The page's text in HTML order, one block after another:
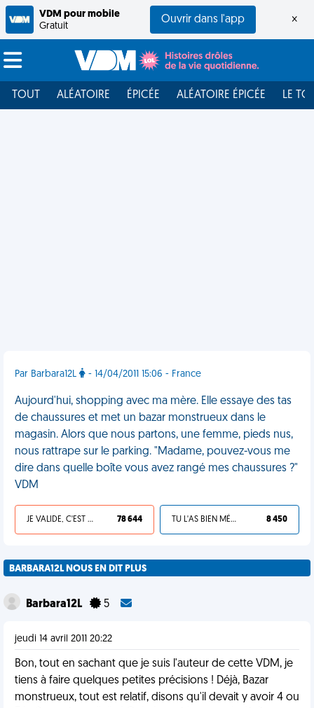
VDM pour mobile
Gratuit
Ouvrir dans l'app ×
TOUT ALÉATOIRE ÉPICÉE ALÉATOIRE ÉPICÉE LE
Par Barbara12L - 14/04/2011 15:06 - France
Aujourd'hui, shopping avec ma mère. Elle essaye des tas
de chaussures et met un bazar monstrueux dans le
magasin. Alors que nous partons, une femme, pieds nus,
nous rattrape sur le parking. "Madame, pouvez-vous me
dire dans quelle boîte vous avez rangé mes chaussures ?"
VDM
JE VALIDE, C'EST UNE VDM 78 644 TU L'AS BIEN MÉRITÉ 8 450
BARBARA12L NOUS EN DIT PLUS
Barbara12L 5
jeudi 14 avril 2011 20:22
Bon, tout en sachant que je suis l'auteur de cette VDM, je
tiens à faire quelques petites précisions ! Déjà, Bazar
monstrueux, tout est relatif, disons qu'il devait y avoir 4 ou